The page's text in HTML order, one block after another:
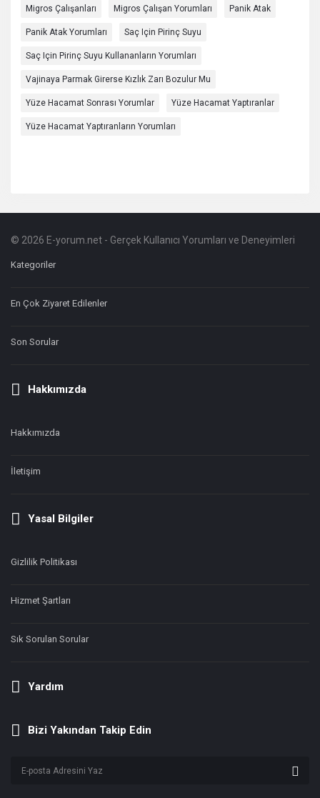
Migros Çalışanları Migros Çalışan Yorumları Panik Atak
Panik Atak Yorumları Saç Için Pirinç Suyu
Saç Için Pirinç Suyu Kullananların Yorumları
Vajinaya Parmak Girerse Kızlık Zarı Bozulur Mu
Yüze Hacamat Sonrası Yorumlar Yüze Hacamat Yaptıranlar
Yüze Hacamat Yaptıranların Yorumları
Footer
Hakkında
© 2026 E-yorum.net - Gerçek Kullanıcı Yorumları ve Deneyimleri
Kategoriler
En Çok Ziyaret Edilenler
Son Sorular
Hakkımızda
Hakkımızda
İletişim
Yasal Bilgiler
Gizlilik Politikası
Hizmet Şartları
Sık Sorulan Sorular
Yardım
Bizi Yakından Takip Edin